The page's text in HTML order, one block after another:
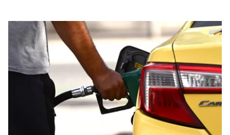
Ikusmiran
Eguraldia